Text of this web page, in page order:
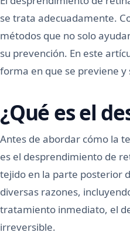
se trata adecuadamente.
métodos que no solo
su prevención. En este
forma en que se previene
¿Qué es el
Antes de abordar cómo la
es el desprendimiento de
tejido en la parte posterior
diversas razones,
tratamiento inmediato, el
irreversible.